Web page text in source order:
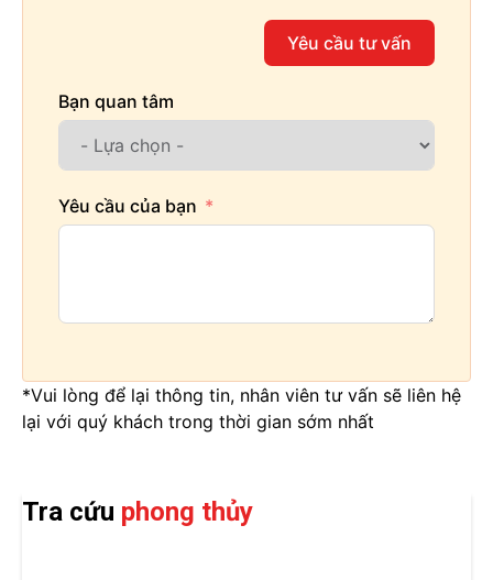
Yêu cầu tư vấn
Bạn quan tâm
Yêu cầu của bạn
*Vui lòng để lại thông tin, nhân viên tư vấn sẽ liên hệ
lại với quý khách trong thời gian sớm nhất
Tra cứu phong thủy